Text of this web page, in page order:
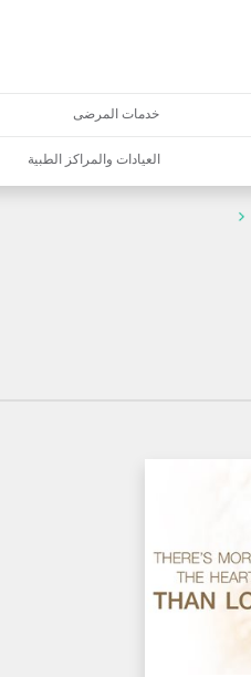
خدمات المرضى
العيادات والمراكز الطبية